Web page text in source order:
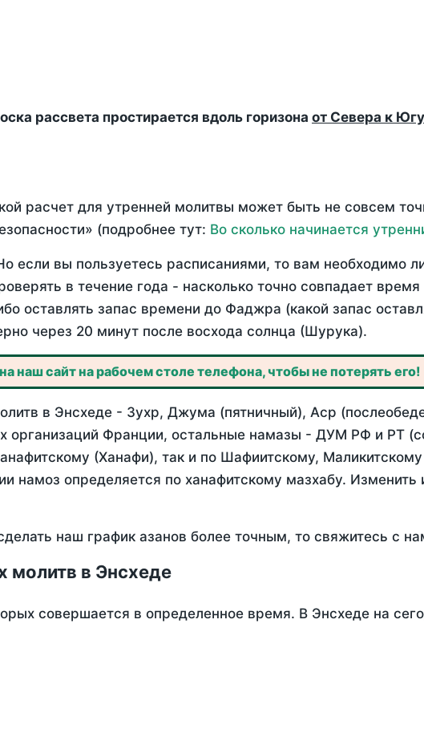
рассвета простирается вдоль горизона от Севера к Югу
расчет для утренней молитвы может быть не совсем
(подробнее тут: Во сколько начинается
если вы пользуетесь расписаниями, то вам необходимо
в течение года - насколько точно совпадает
оставлять запас времени до Фаджра (какой запас
через 20 минут после восхода солнца (Шурука).
наш сайт на рабочем столе телефона, чтобы не потерять его!
в Энсхеде - Зухр, Джума (пятничный), Аср
организаций Франции, остальные намазы - ДУМ РФ и РТ
(Ханафи), так и по Шафиитскому,
намоз определяется по ханафитскому мазхабу.
наш график азанов более точным, то свяжитесь с
молитв в Энсхеде
совершается в определенное время. В Энсхеде на